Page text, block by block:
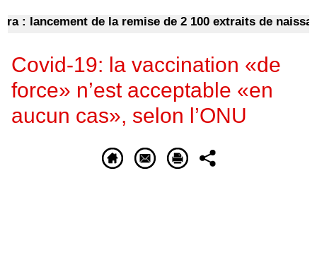
lancement de la remise de 2 100 extraits de
Covid-19: la vaccination «de
force» n’est acceptable «en
aucun cas», selon l’ONU